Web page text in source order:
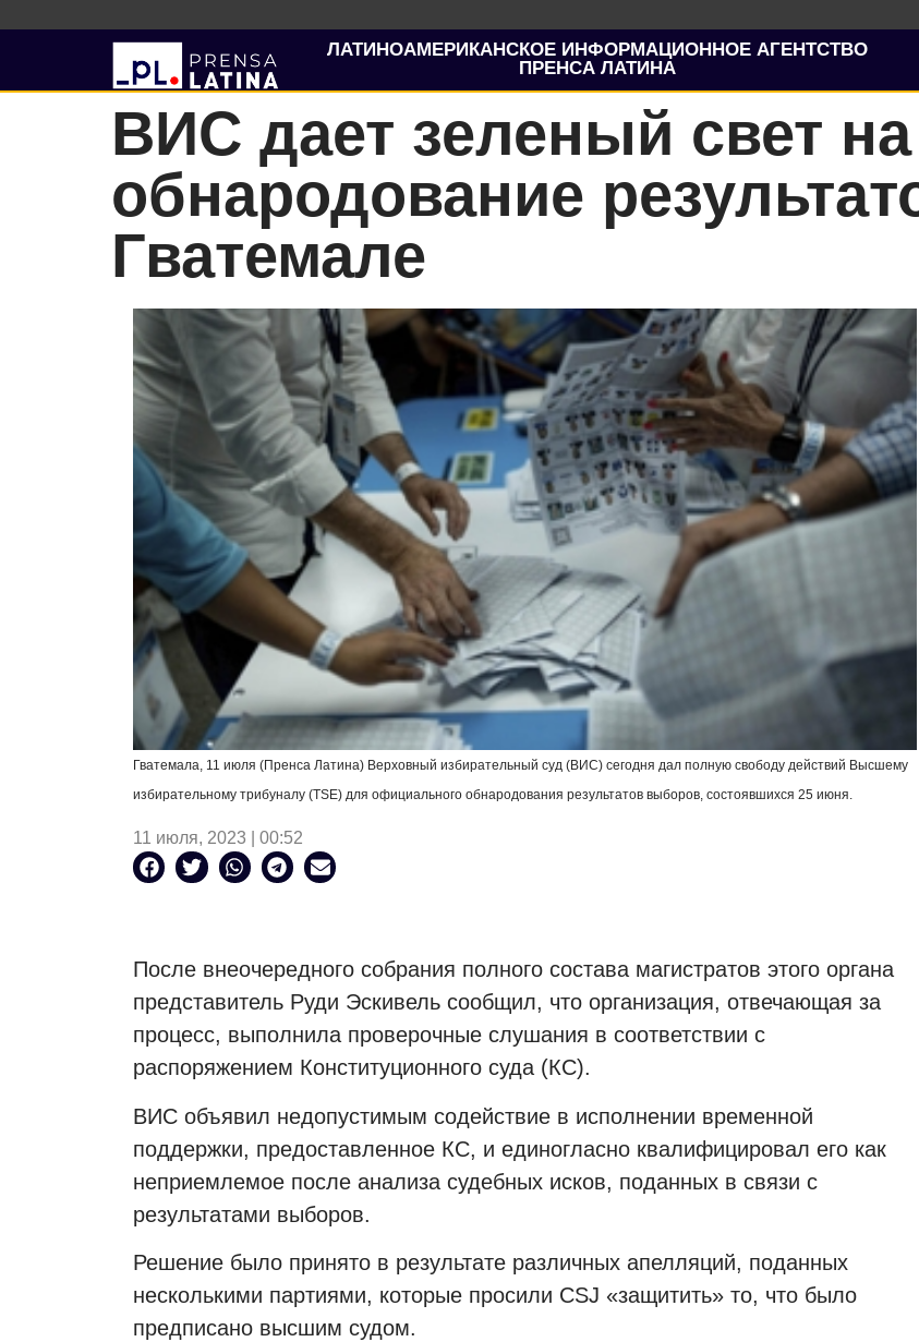
ЛАТИНОАМЕРИКАНСКОЕ ИНФОРМАЦИОННОЕ АГЕНТСТВО
ПРЕНСА ЛАТИНА
ВИС дает зеленый свет на
обнародование
Гватемале
Гватемала, 11 июля (Пренса Латина) Верховный избирательный суд (ВИС) сегодня дал полную свободу действий Высшему
избирательному трибуналу (TSE) для официального обнародования результатов выборов, состоявшихся 25 июня.
11 июля, 2023 | 00:52
После внеочередного собрания полного состава магистратов этого органа
представитель Руди Эскивель сообщил, что организация, отвечающая за
процесс, выполнила проверочные слушания в соответствии с
распоряжением Конституционного суда (КС).
ВИС объявил недопустимым содействие в исполнении временной
поддержки, предоставленное КС, и единогласно квалифицировал его как
неприемлемое после анализа судебных исков, поданных в связи с
результатами выборов.
Решение было принято в результате различных апелляций, поданных
несколькими партиями, которые просили CSJ «защитить» то, что было
предписано высшим судом.